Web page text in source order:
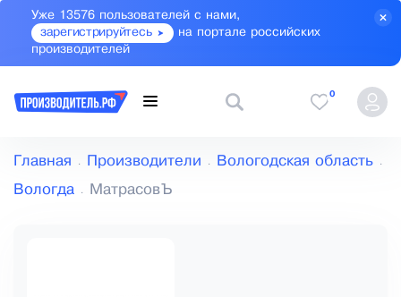
Уже 13576 пользователей с нами,
зарегистрируйтесь
на портале российских
производителей
0
Главная Производители Вологодская область
Вологда МатрасовЪ